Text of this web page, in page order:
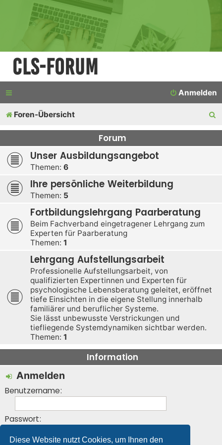
Diese Website nutzt Cookies, um Ihnen den
CLS-Forum
Anmelden
Foren-Übersicht
u
c
Forum
Unser Ausbildungsangebot
Themen: 6
Ihre persönliche Weiterbildung
Themen: 5
Fortbildungslehrgang Paarberatung
Beim Fachverband eingetragener Lehrgang zum
Experten für Paarberatung
Themen: 1
Lehrgang Aufstellungsarbeit
Professionelle Aufstellungsarbeit, von
qualifizierten Expertinnen und Experten für
psychologische Lebensberatung geleitet, eröffnet
tiefe Einsichten in die eigene Stellung innerhalb
familiärer und beruflicher Systeme.
Sie lässt unbewusste Verstrickungen und
tiefliegende Systemdynamiken sichtbar werden.
Themen: 1
Information
Anmelden
Benutzername:
Passwort: